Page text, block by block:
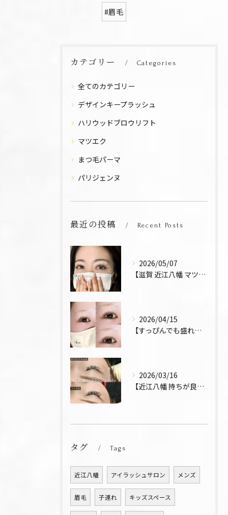
#眉毛
カテゴリー Categories
全てのカテゴリー
デザインキープラッシュ
ハリウッドブロウリフト
マツエク
まつ毛パーマ
パリジェンヌ
最近の投稿 Recent Posts
2026/05/07
【滋賀 近江八幡 マツエク デザインキープラッシュ 束感 お...
2026/04/15
【すっぴんでも盛れるまつ毛 まつパ 近江八幡 上下パーマ】
2026/03/16
【近江八幡 持ちが良い お得 マツエク リペア デザインキー...
タグ Tags
近江八幡 アイラッシュサロン メンズ
眉毛 子連れ キッズスペース